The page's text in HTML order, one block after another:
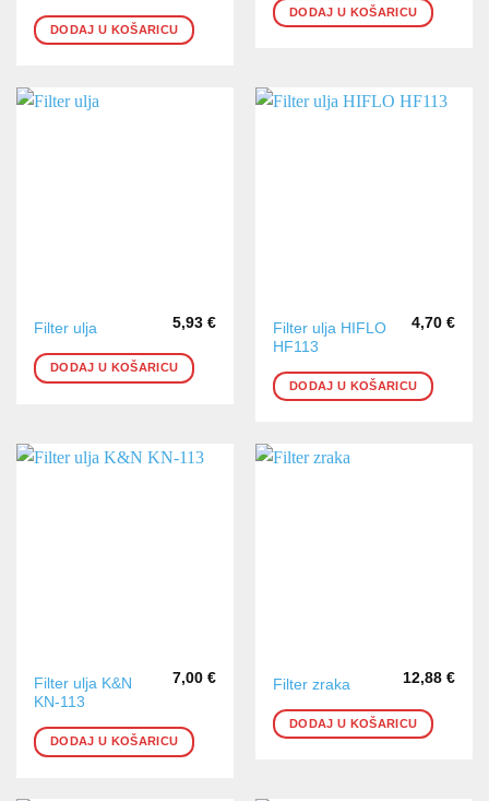
DODAJ U KOŠARICU
DODAJ U KOŠARICU
Filter ulja 5,93 €
DODAJ U KOŠARICU
Filter ulja HIFLO
HF113
4,70 €
DODAJ U KOŠARICU
Filter ulja K&N
KN-113
7,00 €
DODAJ U KOŠARICU
Filter zraka 12,88 €
DODAJ U KOŠARICU